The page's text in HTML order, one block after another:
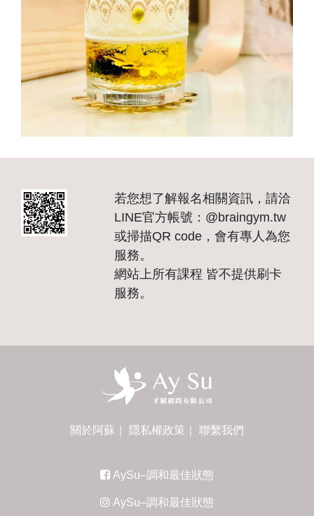
若您想了解報名相關資訊，請洽
LINE官方帳號：@braingym.tw
或掃描QR code，會有專人為您
服務。
網站上所有課程 皆不提供刷卡
服務。
關於阿蘇 隱私權政策 聯繫我們
AySu–調和最佳狀態
AySu–調和最佳狀態